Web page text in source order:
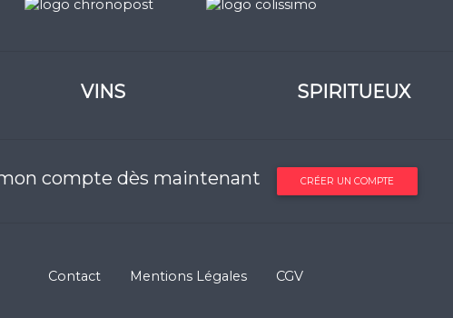
VINS SPIRITUEUX
compte dès maintenant CRÉER UN COMPTE
Contact Mentions Légales CGV